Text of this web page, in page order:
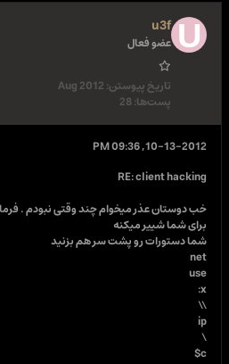
u3f
عضو فعال
تاریخ پیوستن:Aug 2012
پست‌ها:28
10-13-2012, 09:36 PM
RE: client hacking
خب دوستان عذر میخوام چند وقتی نبودم .
برای شما شییر میکنه
شما دستورات رو پشت سر هم بزنید
net
use
x:
\\
ip
\
c$